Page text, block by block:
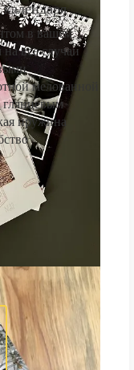
в вашем
все случаи
мелованной
глянцевым
пружина